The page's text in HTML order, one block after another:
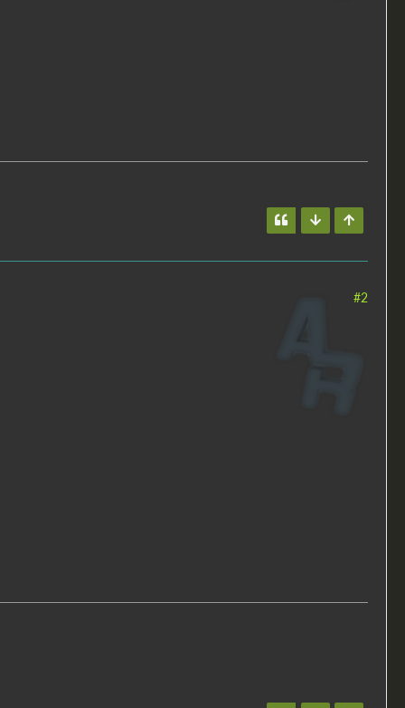
#2